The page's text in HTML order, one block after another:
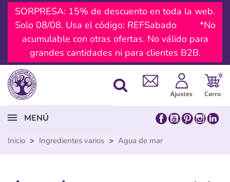
SORPRESA: 15% de descuento en toda la web.
Solo 08/08. Usa el código: REFSabado *No
acumulable con otras ofertas. No válido para
grandes cantidades ni para clientes B2B.
Ajustes
0
Carro
MENÚ
Inicio > Ingredientes varios > Agua de mar